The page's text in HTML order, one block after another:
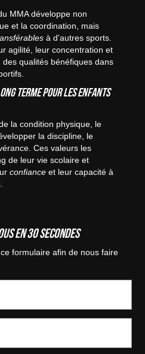
MMA développe non
et la coordination, mais
à d'autres sports.
agilité, leur concentration et
qualités bénéfiques dans
terme pour les enfants
la condition physique, le
la discipline, le
Ces valeurs les
de leur vie scolaire et
confiance et leur capacité à
en 30 secondes
formulaire afin de nous faire